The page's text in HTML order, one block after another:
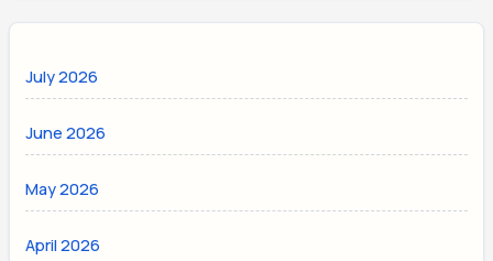
July 2026
June 2026
May 2026
April 2026